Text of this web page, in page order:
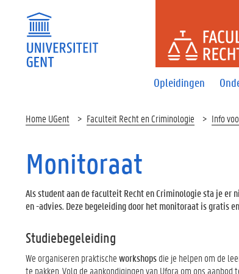
Opleidingen
Home UGent Faculteit Recht en Criminologie Info
Monitoraat
Als student aan de faculteit Recht en Criminologie sta je
en -advies. Deze begeleiding door het monitoraat is gratis
Studiebegeleiding
We organiseren praktischeworkshopsdie je helpen om de
te pakken. Volg de aankondigingen van Ufora om ons aanbod